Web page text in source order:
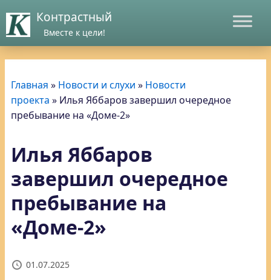
Контрастный
Вместе к цели!
Главная » Новости и слухи » Новости
проекта » Илья Яббаров завершил очередное
пребывание на «Доме-2»
Илья Яббаров
завершил очередное
пребывание на
«Доме-2»
01.07.2025